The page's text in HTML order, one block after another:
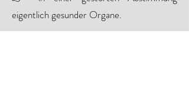
eigentlich gesunder Organe.